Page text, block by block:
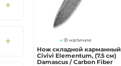
В наличии
Нож складной карманный
Civivi Elementum, (7.5 см)
Damascus / Carbon Fiber